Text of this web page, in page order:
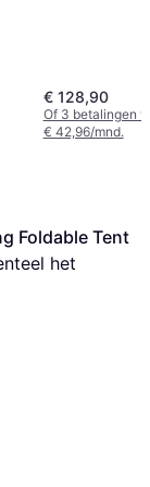
€ 128,90
Of 3 betalingen
€ 42,96/mnd.
Foldable Tent
het